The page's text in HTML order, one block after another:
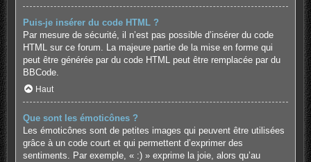
Puis-je insérer du code HTML ?
Par mesure de sécurité, il n’est pas possible d’insérer du code
HTML sur ce forum. La majeure partie de la mise en forme qui
peut être générée par du code HTML peut être remplacée par du
BBCode.
Haut
Que sont les émoticônes ?
Les émoticônes sont de petites images qui peuvent être utilisées
grâce à un code court et qui permettent d’exprimer des
sentiments. Par exemple, « :) » exprime la joie, alors qu’au